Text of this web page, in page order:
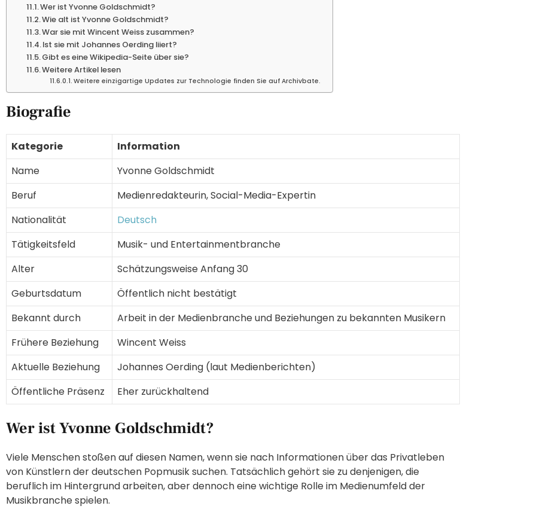
Wer ist Yvonne Goldschmidt?
Wie alt ist Yvonne Goldschmidt?
War sie mit Wincent Weiss zusammen?
Ist sie mit Johannes Oerding liiert?
Gibt es eine Wikipedia-Seite über sie?
Weitere Artikel lesen
Weitere einzigartige Updates zur Technologie finden Sie auf Archivbate.
Biografie
Kategorie
Information
Name
Yvonne Goldschmidt
Beruf
Medienredakteurin, Social-Media-Expertin
Nationalität
Deutsch
Tätigkeitsfeld
Musik- und Entertainmentbranche
Alter
Schätzungsweise Anfang 30
Geburtsdatum
Öffentlich nicht bestätigt
Bekannt durch
Arbeit in der Medienbranche und Beziehungen zu bekannten Musikern
Frühere Beziehung
Wincent Weiss
Aktuelle Beziehung
Johannes Oerding (laut Medienberichten)
Öffentliche Präsenz
Eher zurückhaltend
Wer ist Yvonne Goldschmidt?
Viele Menschen stoßen auf diesen Namen, wenn sie nach Informationen über das Privatleben
von Künstlern der deutschen Popmusik suchen. Tatsächlich gehört sie zu denjenigen, die
beruflich im Hintergrund arbeiten, aber dennoch eine wichtige Rolle im Medienumfeld der
Musikbranche spielen.